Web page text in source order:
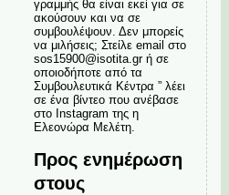
γραμμής θα είναι εκεί για σε
ακούσουν και να σε
συμβουλέψουν. Δεν μπορείς
να μιλήσεις; Στείλε email στο
sos15900@isotita.gr ή σε
οποιοδήποτε από τα
Συμβουλευτικά Κέντρα ” λέει
σε ένα βίντεο που ανέβασε
στο Instagram της η
Ελεονώρα Μελέτη.
Προς ενημέρωση
στους